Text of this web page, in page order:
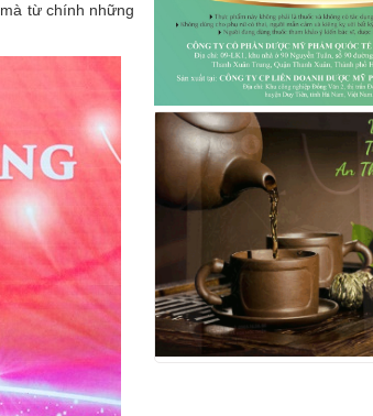
từ chính những